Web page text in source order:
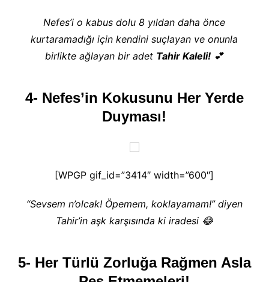
Nefes’i o kabus dolu 8 yıldan daha önce
kurtaramadığı için kendini suçlayan ve onunla
birlikte ağlayan bir adet Tahir Kaleli! 💕
4- Nefes’in Kokusunu Her Yerde
Duyması!
[WPGP gif_id=”3414″ width=”600″]
“Sevsem n’olcak! Öpemem, koklayamam!” diyen
Tahir’in aşk karşısında ki iradesi 😂
5- Her Türlü Zorluğa Rağmen Asla